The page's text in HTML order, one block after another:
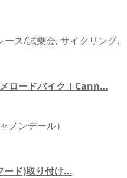
ース/試乗会, サイクリング,
ロードバイク！Cann…
ノンデール）
ード)取り付け…